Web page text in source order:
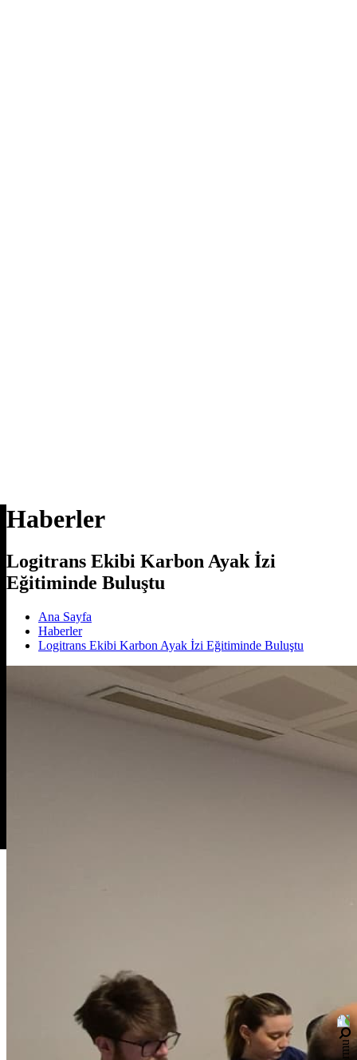
Haberler
Logitrans Ekibi Karbon Ayak İzi
Eğitiminde Buluştu
Ana Sayfa
Haberler
Logitrans Ekibi Karbon Ayak İzi Eğitiminde Buluştu